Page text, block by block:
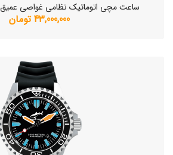
ساعت مچی اتوماتیک نظامی غواصی عمیق CB-1000A-S-NBS
43,000,000 تومان